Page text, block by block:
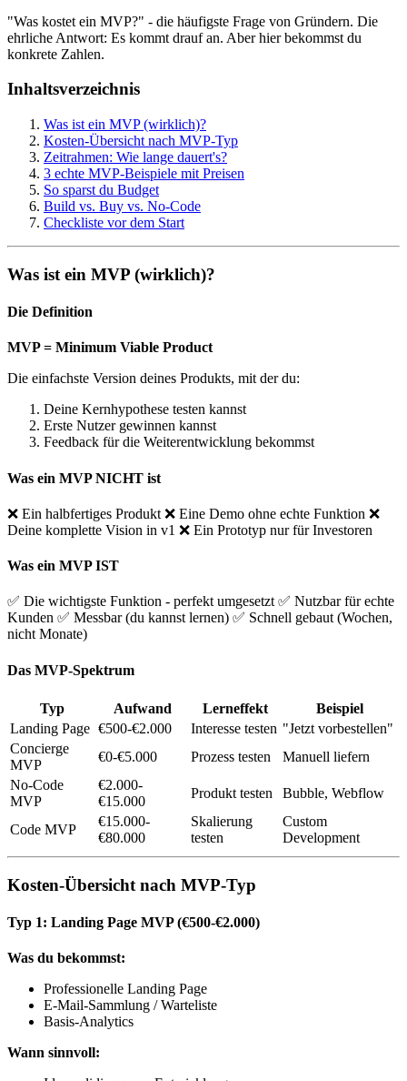
"Was kostet ein MVP?" - die häufigste Frage von Gründern. Die
ehrliche Antwort: Es kommt drauf an. Aber hier bekommst du
konkrete Zahlen.
Inhaltsverzeichnis
Was ist ein MVP (wirklich)?
Kosten-Übersicht nach MVP-Typ
Zeitrahmen: Wie lange dauert's?
3 echte MVP-Beispiele mit Preisen
So sparst du Budget
Build vs. Buy vs. No-Code
Checkliste vor dem Start
Was ist ein MVP (wirklich)?
Die Definition
MVP = Minimum Viable Product
Die einfachste Version deines Produkts, mit der du:
Deine Kernhypothese testen kannst
Erste Nutzer gewinnen kannst
Feedback für die Weiterentwicklung bekommst
Was ein MVP NICHT ist
❌ Ein halbfertiges Produkt ❌ Eine Demo ohne echte Funktion ❌
Deine komplette Vision in v1 ❌ Ein Prototyp nur für Investoren
Was ein MVP IST
✅ Die wichtigste Funktion - perfekt umgesetzt ✅ Nutzbar für echte
Kunden ✅ Messbar (du kannst lernen) ✅ Schnell gebaut (Wochen,
nicht Monate)
Das MVP-Spektrum
Typ Aufwand Lerneffekt
Beispiel
Landing Page €500-€2.000 Interesse testen "Jetzt vorbestellen"
Concierge
MVP
€0-€5.000 Prozess testen
Manuell liefern
No-Code
MVP
€2.000-
€15.000
Produkt testen Bubble, Webflow
Code MVP
€15.000-
€80.000
Skalierung
testen
Custom
Development
Kosten-Übersicht nach MVP-Typ
Typ 1: Landing Page MVP (€500-€2.000)
Was du bekommst:
Professionelle Landing Page
E-Mail-Sammlung / Warteliste
Basis-Analytics
Wann sinnvoll: